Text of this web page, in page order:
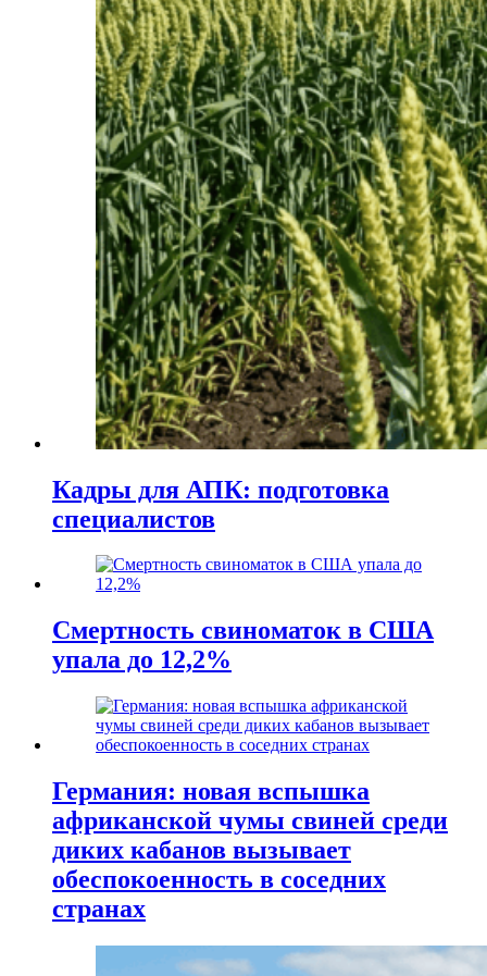
Кадры для АПК: подготовка
специалистов
Смертность свиноматок в США
упала до 12,2%
Германия: новая вспышка
африканской чумы свиней среди
диких кабанов вызывает
обеспокоенность в соседних
странах